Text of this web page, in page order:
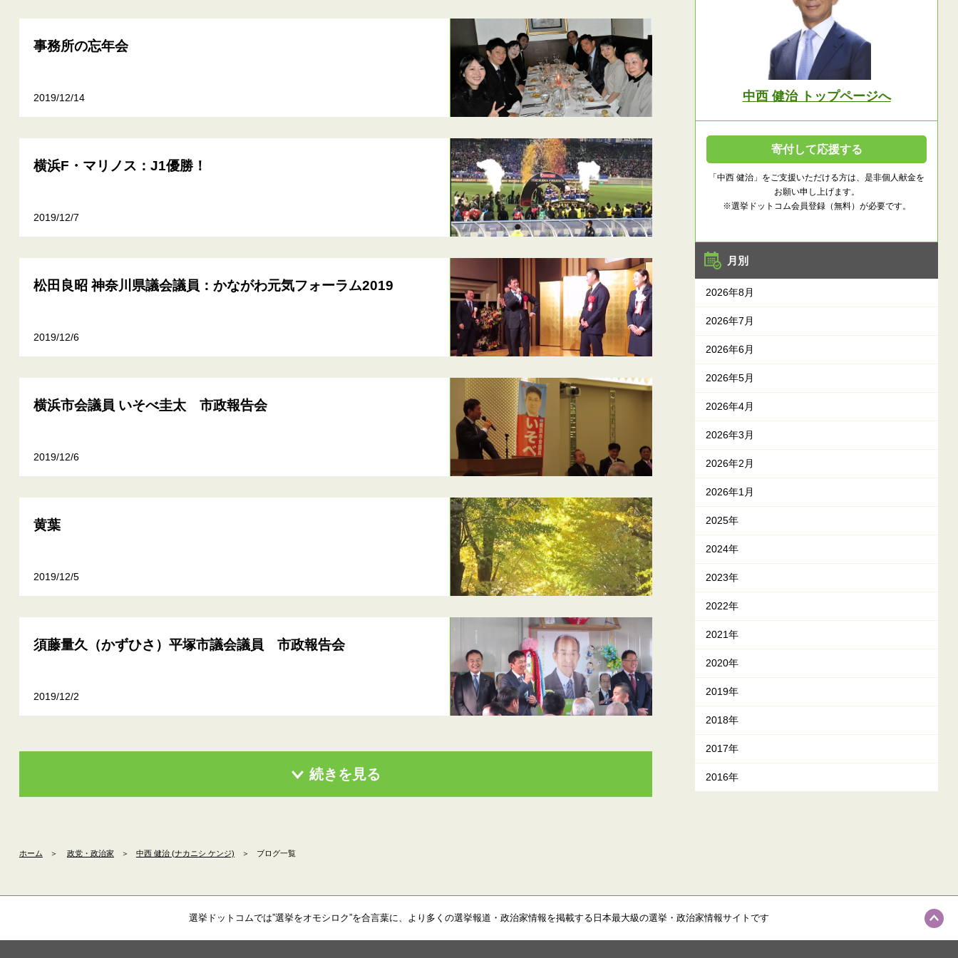
事務所の忘年会
2019/12/14
横浜F・マリノス：J1優勝！
2019/12/7
松田良昭 神奈川県議会議員：かながわ元気フォーラム2019
2019/12/6
横浜市会議員 いそべ圭太 市政報告会
2019/12/6
黄葉
2019/12/5
須藤量久（かずひさ）平塚市議会議員 市政報告会
2019/12/2
続きを見る
中西 健治 トップページへ
寄付して応援する
「中西 健治」をご支援いただける方は、是非個人献金を
お願い申し上げます。
※選挙ドットコム会員登録（無料）が必要です。
月別
2026年8月
2026年7月
2026年6月
2026年5月
2026年4月
2026年3月
2026年2月
2026年1月
2025年
2024年
2023年
2022年
2021年
2020年
2019年
2018年
2017年
2016年
ホーム ＞ 政党・政治家 ＞ 中西 健治 (ナカニシ ケンジ) ＞ ブログ一覧
選挙ドットコムでは”選挙をオモシロク”を合言葉に、より多くの選挙報道・政治家情報を掲載する日本最大級の選挙・政治家情報サイトです